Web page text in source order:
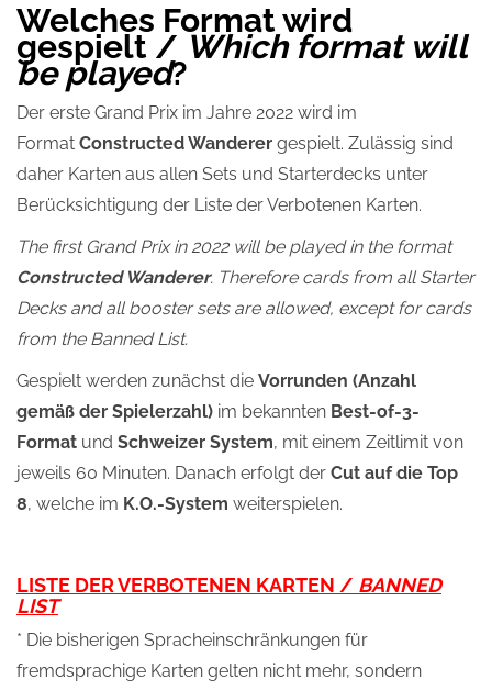
Welches Format wird
gespielt / Which format will
be played?
Der erste Grand Prix im Jahre 2022 wird im
Format Constructed Wanderer gespielt. Zulässig sind
daher Karten aus allen Sets und Starterdecks unter
Berücksichtigung der Liste der Verbotenen Karten.
The first Grand Prix in 2022 will be played in the format
Constructed Wanderer. Therefore cards from all Starter
Decks and all booster sets are allowed, except for cards
from the Banned List.
Gespielt werden zunächst die Vorrunden (Anzahl
gemäß der Spielerzahl) im bekannten Best-of-3-
Format und Schweizer System, mit einem Zeitlimit von
jeweils 60 Minuten. Danach erfolgt der Cut auf die Top
8, welche im K.O.-System weiterspielen.
LISTE DER VERBOTENEN KARTEN / BANNED
LIST
* Die bisherigen Spracheinschränkungen für
fremdsprachige Karten gelten nicht mehr, sondern